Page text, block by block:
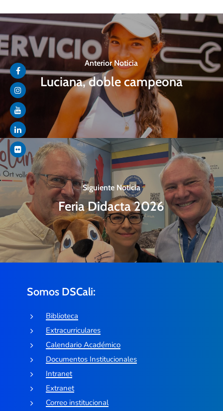
Anterior Noticia
Luciana, doble campeona
Siguiente Noticia
Feria Didacta 2026
Somos DSCali:
Biblioteca
Extracurriculares
Calendario Académico
Documentos Institucionales
Intranet
Extranet
Correo institucional